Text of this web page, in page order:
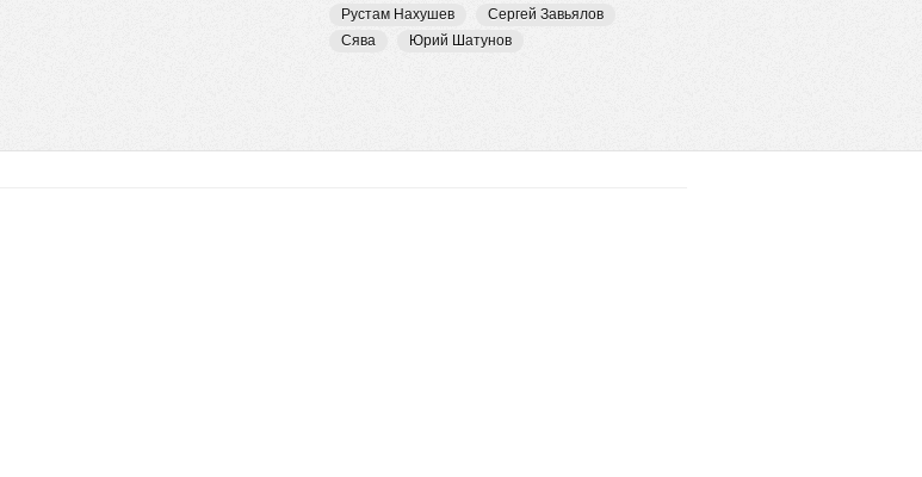
Рустам Нахушев
Сергей Завьялов
Сява
Юрий Шатунов